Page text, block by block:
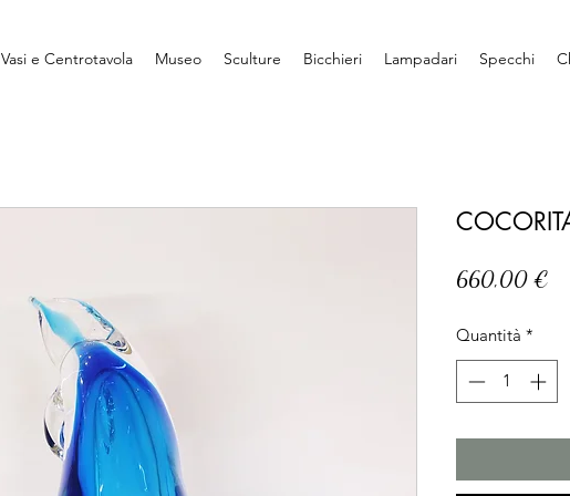
Vasi e Centrotavola Museo Sculture Bicchieri Lampadari Specchi
660,00 €
Quantità *